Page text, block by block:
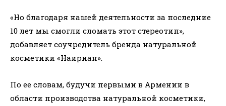
«Но благодаря нашей деятельности за последние
10 лет мы смогли сломать этот стереотип»,
добавляет соучредитель бренда натуральной
косметики «Наириан».
По ее словам, будучи первыми в Армении в
области производства натуральной косметики,